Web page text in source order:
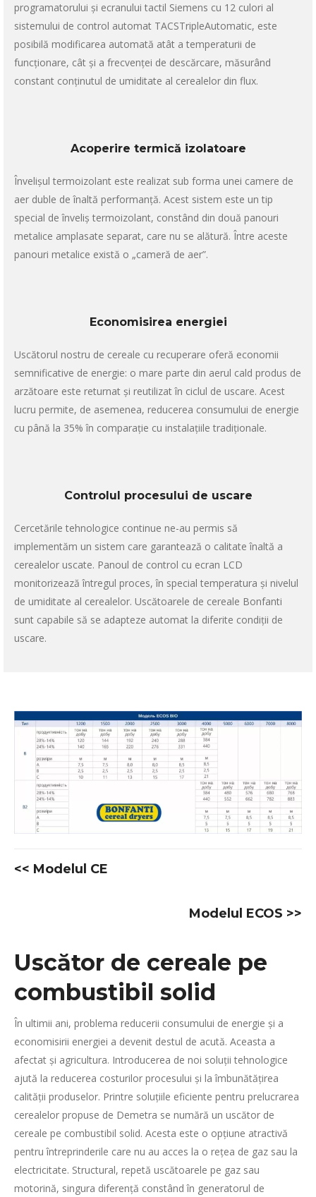
programatorului și ecranului tactil Siemens cu 12 culori al
sistemului de control automat TACSTripleAutomatic, este
posibilă modificarea automată atât a temperaturii de
funcționare, cât și a frecvenței de descărcare, măsurând
constant conținutul de umiditate al cerealelor din flux.
Acoperire termică izolatoare
Învelișul termoizolant este realizat sub forma unei camere de
aer duble de înaltă performanță. Acest sistem este un tip
special de înveliș termoizolant, constând din două panouri
metalice amplasate separat, care nu se alătură. Între aceste
panouri metalice există o „cameră de aer”.
Economisirea energiei
Uscătorul nostru de cereale cu recuperare oferă economii
semnificative de energie: o mare parte din aerul cald produs de
arzătoare este returnat și reutilizat în ciclul de uscare. Acest
lucru permite, de asemenea, reducerea consumului de energie
cu până la 35% în comparație cu instalațiile tradiționale.
Controlul procesului de uscare
Cercetările tehnologice continue ne-au permis să
implementăm un sistem care garantează o calitate înaltă a
cerealelor uscate. Panoul de control cu ​​ecran LCD
monitorizează întregul proces, în special temperatura și nivelul
de umiditate al cerealelor. Uscătoarele de cereale Bonfanti
sunt capabile să se adapteze automat la diferite condiții de
uscare.
<< Modelul СE
Modelul ECOS >>
Uscător de cereale pe
combustibil solid
În ultimii ani, problema reducerii consumului de energie și a
economisirii energiei a devenit destul de acută. Aceasta a
afectat și agricultura. Introducerea de noi soluții tehnologice
ajută la reducerea costurilor procesului și la îmbunătățirea
calității produselor. Printre soluțiile eficiente pentru prelucrarea
cerealelor propuse de Demetra se numără un uscător de
cereale pe combustibil solid. Acesta este o opțiune atractivă
pentru întreprinderile care nu au acces la o rețea de gaz sau la
electricitate. Structural, repetă uscătoarele pe gaz sau
motorină, singura diferență constând în generatorul de